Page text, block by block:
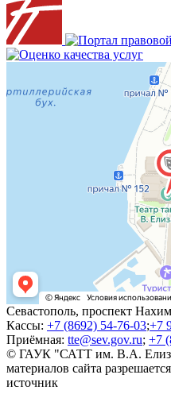
Севастополь, проспект
Кассы: +7 (8692) 54-76-03;+7
Приёмная: tte@sev.gov.ru; +7
© ГАУК "САТТ им. В.А.
материалов сайта
источник